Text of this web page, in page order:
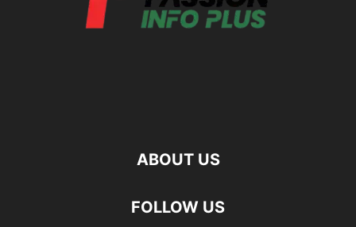
ABOUT US
FOLLOW US